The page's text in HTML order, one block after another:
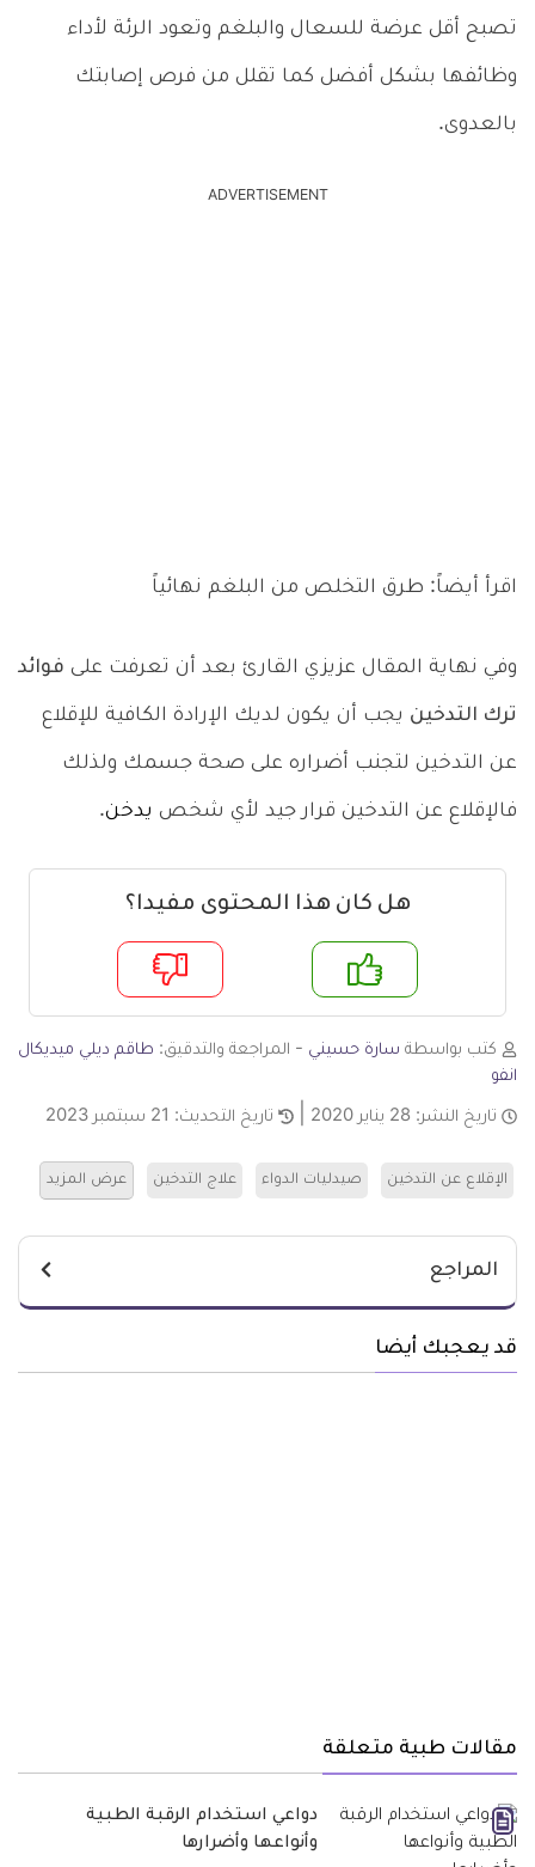
تصبح أقل عرضة للسعال والبلغم وتعود الرئة لأداء
وظائفها بشكل أفضل كما تقلل من فرص إصابتك
بالعدوى.
ADVERTISEMENT
اقرأ أيضاً: طرق التخلص من البلغم نهائياً
وفي نهاية المقال عزيزي القارئ بعد أن تعرفت على فوائد
ترك التدخين يجب أن يكون لديك الإرادة الكافية للإقلاع
عن التدخين لتجنب أضراره على صحة جسمك ولذلك
فالإقلاع عن التدخين قرار جيد لأي شخص يدخن.
هل كان هذا المحتوى مفيدا؟
لا
كتب بواسطة سارة حسيني - المراجعة والتدقيق: طاقم ديلي ميديكال
انفو
تاريخ النشر: 28 يناير 2020 تاريخ التحديث: 21 سبتمبر 2023
الإقلاع عن التدخين صيدليات الدواء علاج التدخين عرض المزيد
المراجع
قد يعجبك أيضا
مقالات طبية متعلقة
دواعي استخدام الرقبة الطبية
وأنواعها وأضرارها